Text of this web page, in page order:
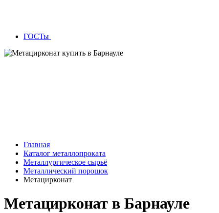
ГОСТы
Главная
Каталог металлопроката
Металлургическое сырьё
Металлический порошок
Метацирконат
Метацирконат в Барнауле